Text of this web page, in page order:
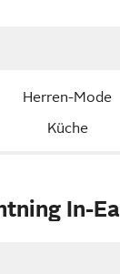
Herren-Mode
Küche
In-